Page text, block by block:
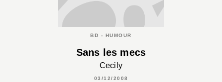
BD - HUMOUR
Sans les mecs
Cecily
03/12/2008